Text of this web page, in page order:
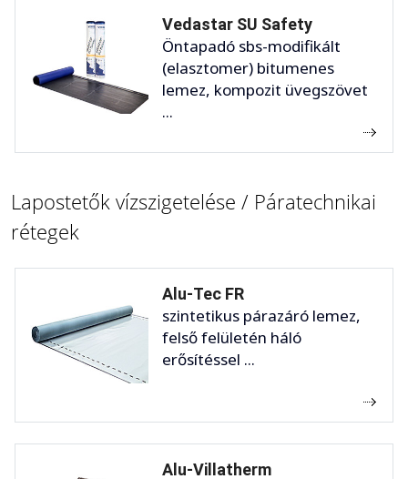
Vedastar SU Safety
Öntapadó sbs-modifikált
(elasztomer) bitumenes
lemez, kompozit üvegszövet
...
Lapostetők vízszigetelése / Páratechnikai
rétegek
Alu-Tec FR
szintetikus párazáró lemez,
felső felületén háló
erősítéssel ...
Alu-Villatherm